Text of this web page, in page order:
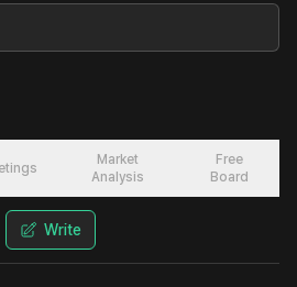
Market
Analysis
Free
Board
Write